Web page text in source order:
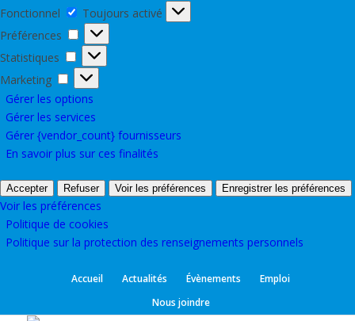
Fonctionnel
Fonctionnel
Toujours activé
Préférences
Préférences
Statistiques Statistiques
Marketing Marketing
Gérer les options
Gérer les services
Gérer {vendor_count} fournisseurs
En savoir plus sur ces finalités
Accepter Refuser Voir les préférences Enregistrer les préférences
Voir les préférences
Politique de cookies
Politique sur la protection des renseignements personnels
Accueil Actualités Évènements
Emploi
Nous joindre